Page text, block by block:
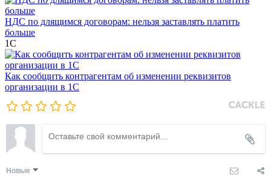
НДС по длящимся договорам: нельзя заставлять платить
больше
1С
Как сообщить контрагентам об изменении реквизитов
организации в 1C
Новые